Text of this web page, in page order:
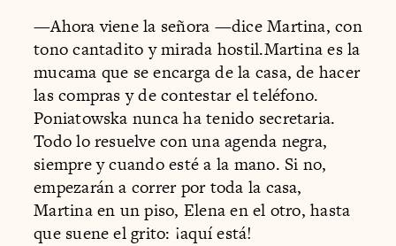
—Ahora viene la señora —dice Martina, con
tono cantadito y mirada hostil.Martina es la
mucama que se encarga de la casa, de hacer
las compras y de contestar el teléfono.
Poniatowska nunca ha tenido secretaria.
Todo lo resuelve con una agenda negra,
siempre y cuando esté a la mano. Si no,
empezarán a correr por toda la casa,
Martina en un piso, Elena en el otro, hasta
que suene el grito: ¡aquí está!